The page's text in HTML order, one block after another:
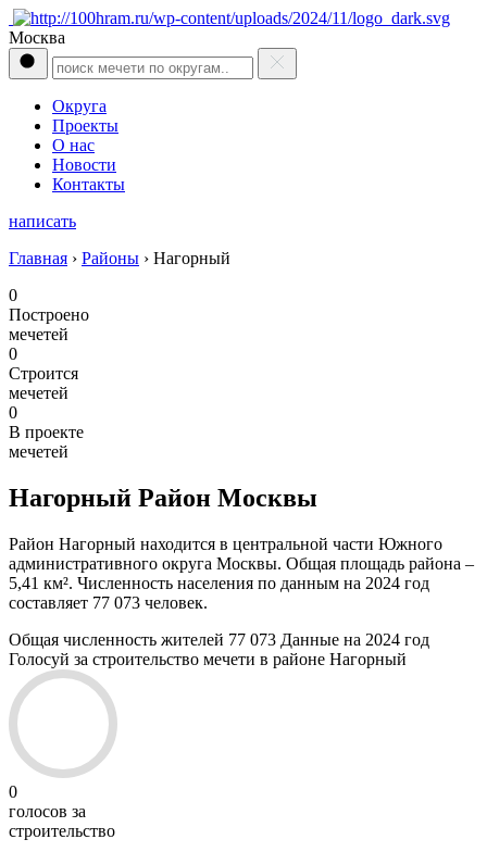
Москва
Округа
Проекты
О нас
Новости
Контакты
написать
Главная › Районы › Нагорный
0
Построено
мечетей
0
Строится
мечетей
0
В проекте
мечетей
Нагорный Район Москвы
Район Нагорный находится в центральной части Южного
административного округа Москвы. Общая площадь района –
5,41 км². Численность населения по данным на 2024 год
составляет 77 073 человек.
Общая численность жителей 77 073 Данные на 2024 год
Голосуй за строительство мечети в районе Нагорный
0
голосов за
строительство